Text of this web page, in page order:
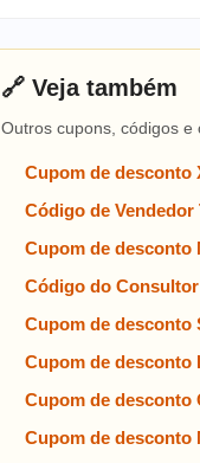
🔗 Veja também
Outros cupons, códigos
Cupom de desconto
Código de Vendedor
Cupom de desconto
Código do
Cupom de desconto
Cupom de desconto
Cupom de desconto
Cupom de desconto